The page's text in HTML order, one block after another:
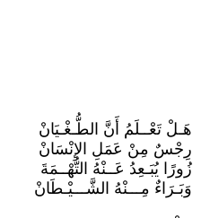
هَـلْ تَعْــلَمُ أَنَّ الطُّـغْـيَانْ
رِجْسٌ مِنْ عَمَلِ الإِنْسَانْ
زُورًا يُبَـعِدُ عَــنْهُ التُّهْــمَةَ
وَبَـرَاءٌ مِـــنْهُ الشَّـــيْـطَانْ